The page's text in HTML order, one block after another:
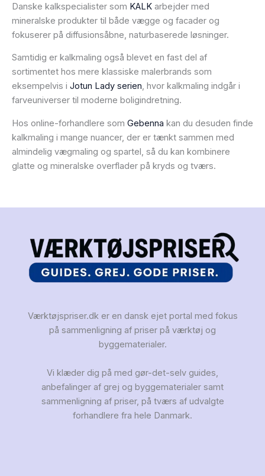
Danske kalkspecialister som KALK arbejder med
mineralske produkter til både vægge og facader og
fokuserer på diffusionsåbne, naturbaserede løsninger.
Samtidig er kalkmaling også blevet en fast del af
sortimentet hos mere klassiske malerbrands som
eksempelvis i Jotun Lady serien, hvor kalkmaling indgår i
farveuniverser til moderne boligindretning.
Hos online-forhandlere som Gebenna kan du desuden finde
kalkmaling i mange nuancer, der er tænkt sammen med
almindelig vægmaling og spartel, så du kan kombinere
glatte og mineralske overflader på kryds og tværs.
Værktøjspriser.dk er en dansk ejet portal med fokus
på sammenligning af priser på værktøj og
byggematerialer.
Vi klæder dig på med gør-det-selv guides,
anbefalinger af grej og byggematerialer samt
sammenligning af priser, på tværs af udvalgte
forhandlere fra hele Danmark.